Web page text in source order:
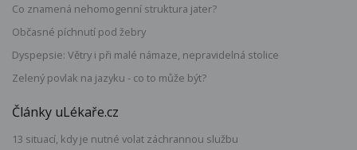
Co znamená nehomogenní struktura jater?
Občasné píchnutí pod žebry
Dyspepsie: Větry i při malé námaze, nepravidelná stolice
Zelený povlak na jazyku - co to může být?
Články uLékaře.cz
13 situací, kdy je nutné volat záchrannou službu